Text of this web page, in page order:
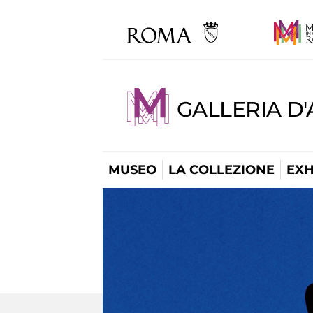
GALLERIA
MUSEO LA COLLEZIONE